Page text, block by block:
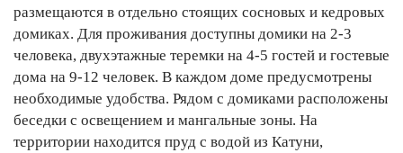
размещаются в отдельно стоящих сосновых и кедровых
домиках. Для проживания доступны домики на 2-3
человека, двухэтажные теремки на 4-5 гостей и гостевые
дома на 9-12 человек. В каждом доме предусмотрены
необходимые удобства. Рядом с домиками расположены
беседки с освещением и мангальные зоны. На
территории находится пруд с водой из Катуни,